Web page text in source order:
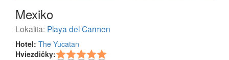
Mexiko
Lokalita: Playa del Carmen
Hotel: The Yucatan
Hviezdičky: